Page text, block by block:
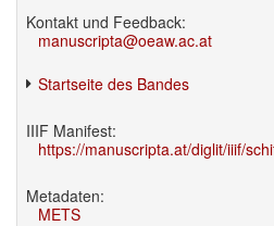
Kontakt und Feedback:
manuscripta@oeaw.ac.at
Startseite des Bandes
IIIF Manifest:
https://manuscripta.at/diglit/iiif/
Metadaten:
METS